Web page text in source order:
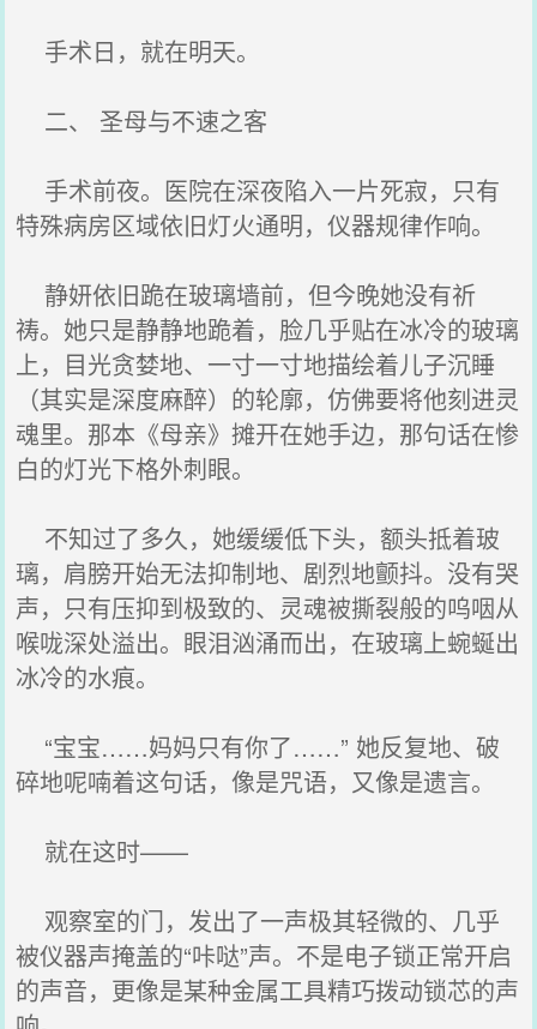
手术日，就在明天。
二、 圣母与不速之客
手术前夜。医院在深夜陷入一片死寂，只有
特殊病房区域依旧灯火通明，仪器规律作响。
静妍依旧跪在玻璃墙前，但今晚她没有祈
祷。她只是静静地跪着，脸几乎贴在冰冷的玻璃
上，目光贪婪地、一寸一寸地描绘着儿子沉睡
（其实是深度麻醉）的轮廓，仿佛要将他刻进灵
魂里。那本《母亲》摊开在她手边，那句话在惨
白的灯光下格外刺眼。
不知过了多久，她缓缓低下头，额头抵着玻
璃，肩膀开始无法抑制地、剧烈地颤抖。没有哭
声，只有压抑到极致的、灵魂被撕裂般的呜咽从
喉咙深处溢出。眼泪汹涌而出，在玻璃上蜿蜒出
冰冷的水痕。
“宝宝……妈妈只有你了……” 她反复地、破
碎地呢喃着这句话，像是咒语，又像是遗言。
就在这时——
观察室的门，发出了一声极其轻微的、几乎
被仪器声掩盖的“咔哒”声。不是电子锁正常开启
的声音，更像是某种金属工具精巧拨动锁芯的声